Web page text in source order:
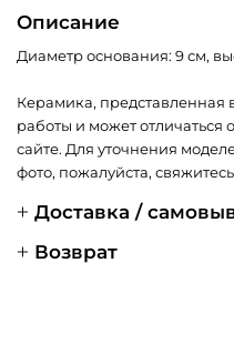
Описание
Диаметр основания: 9 см,
Керамика, представленная
работы и может отличаться
сайте. Для уточнения
фото, пожалуйста,
Доставка /
Возврат